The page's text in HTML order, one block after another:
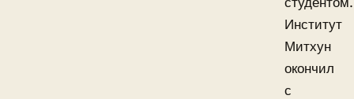
Институт
Митхун
окончил
с